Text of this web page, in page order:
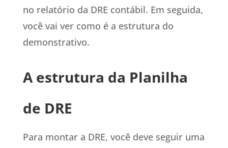
no relatório da DRE contábil. Em seguida,
você vai ver como é a estrutura do
demonstrativo.
A estrutura da Planilha
de DRE
Para montar a DRE, você deve seguir uma